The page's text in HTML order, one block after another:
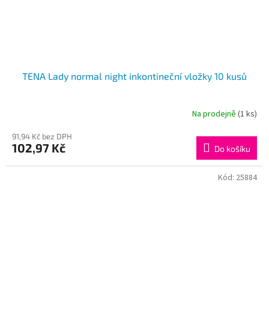
TENA Lady normal night inkontineční vložky 10 kusů
Na prodejně (1 ks)
91,94 Kč bez DPH
102,97 Kč Do košíku
Kód: 25884